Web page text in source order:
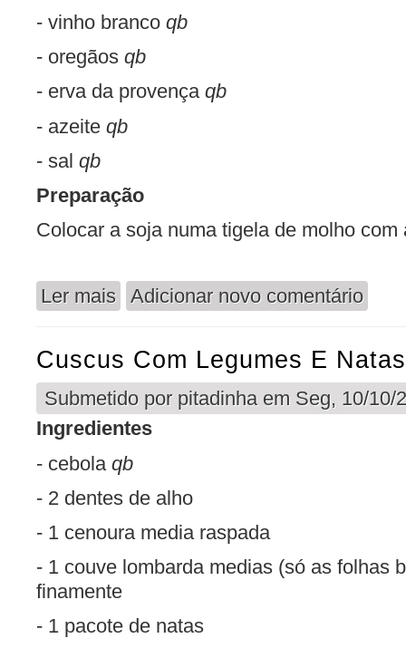
- vinho branco qb
- oregãos qb
- erva da provençaqb
- azeite qb
- sal qb
Preparação
Colocar a soja numa tigela de molho com
Ler mais acerca de Bolonhesa de Soja com Tagliatell
Adicionar novo comentário
Cuscus Com Legumes E Natas
Submetido por pitadinhaem Seg, 10/10/
Ingredientes
- cebola qb
- 2 dentes de alho
- 1 cenoura media raspada
- 1 couve lombarda medias (só as folhas
finamente
- 1 pacote de natas